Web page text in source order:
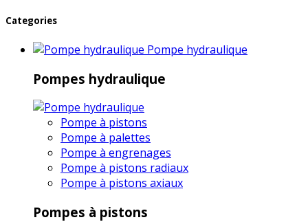
Categories
Pompe hydraulique
Pompes hydraulique
Pompe à pistons
Pompe à palettes
Pompe à engrenages
Pompe à pistons radiaux
Pompe à pistons axiaux
Pompes à pistons